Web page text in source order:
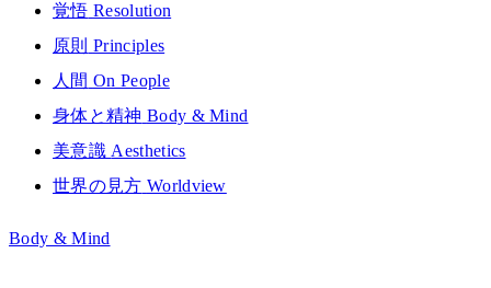
覚悟 Resolution
原則 Principles
人間 On People
身体と精神 Body & Mind
美意識 Aesthetics
世界の見方 Worldview
Body & Mind